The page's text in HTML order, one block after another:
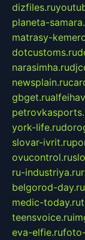
dizfiles.ru
planeta-
matrasy-
dotcustoms.ru
narasimha.ru
newsplain.ru
gbget.ru
york-life.ru
slovar-ivrit.ru
ovucontrol.ru
ru-industriya.ru
belgorod-day.ru
medic-today.ru
teensvoice.ru
eva-elfie.ru